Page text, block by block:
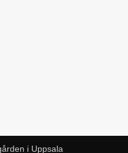
i Uppsala